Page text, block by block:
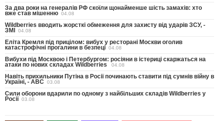
За два роки на генералів РФ скоїли щонайменше шість замахів: хто
вже став мішенню 04.08
Wildberries вводить жорсткі обмеження для захисту від ударів ЗСУ, -
ЗМІ 04.08
Еліта Кремля під прицілом: вибух у ресторані Москви оголив
катастрофічні прогалини в безпеці 04.08
Вибухи під Москвою і Петербургом: росіяни в істериці скаржаться на
атаки по нових складах Wildberries 04.08
Навіть прихильники Путіна в Росії починають ставити під сумнів війну в
Україні, - ABC 03.08
Сили оборони вдарили по одному з найбільших складів Wildberries у
Росії 03.08